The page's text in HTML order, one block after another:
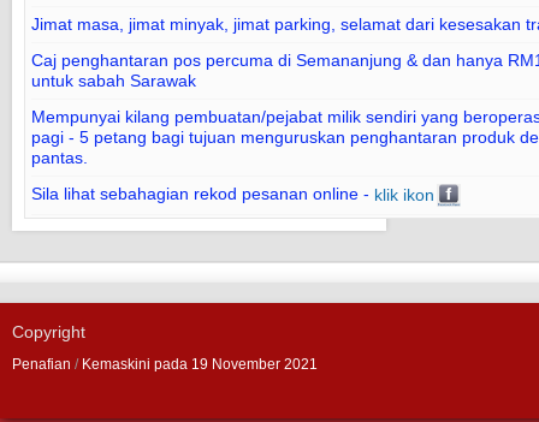
Jimat masa, jimat minyak, jimat parking, selamat dari kesesakan
Caj penghantaran pos percuma di Semananjung & dan hanya
untuk sabah Sarawak
Mempunyai kilang pembuatan/pejabat milik sendiri yang
pagi - 5 petang bagi tujuan menguruskan penghantaran produk
pantas.
Sila lihat sebahagian rekod pesanan online - klik ikon
Copyright
Penafian / Kemaskini pada 19 November 2021